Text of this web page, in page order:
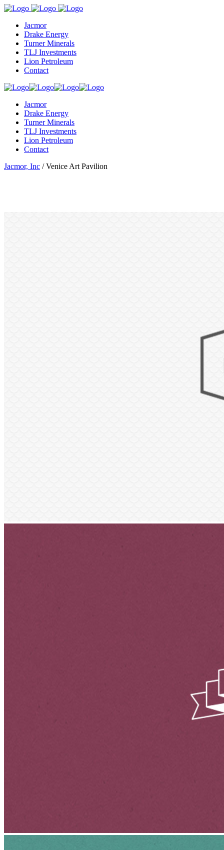
Jacmor
Drake Energy
Turner Minerals
TLJ Investments
Lion Petroleum
Contact
Jacmor
Drake Energy
Turner Minerals
TLJ Investments
Lion Petroleum
Contact
Jacmor, Inc /Venice Art Pavilion